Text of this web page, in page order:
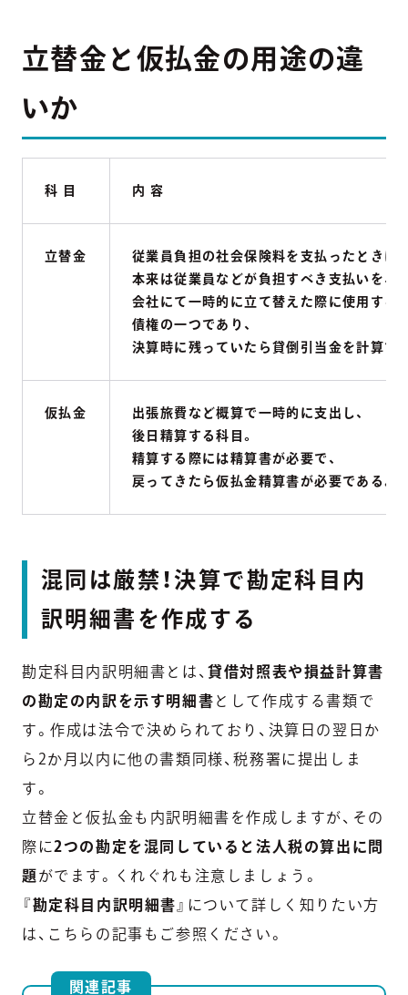
立替金と仮払金の用途の違
いか
科 目 内 容
立替金
従業員負担の社会保険料を支払ったときに
本来は従業員などが負担すべき支払いを、
会社にて一時的に立て替えた際に使用する
債権の一つであり、
決算時に残っていたら貸倒引当金を計算す
仮払金
出張旅費など概算で一時的に支出し、
後日精算する科目。
精算する際には精算書が必要で、
戻ってきたら仮払金精算書が必要である。
混同は厳禁！決算で勘定科目内
訳明細書を作成する
勘定科目内訳明細書とは、貸借対照表や損益計算書
の勘定の内訳を示す明細書 として作成する書類で
す。作成は法令で決められており、決算日の翌日か
ら2か月以内に他の書類同様、税務署に提出しま
す。
立替金と仮払金も内訳明細書を作成しますが、その
際に 2つの勘定を混同していると法人税の算出に問
題 がでます。くれぐれも注意しましょう。
『勘定科目内訳明細書 』について詳しく知りたい方
は、こちらの記事もご参照ください。
関連記事